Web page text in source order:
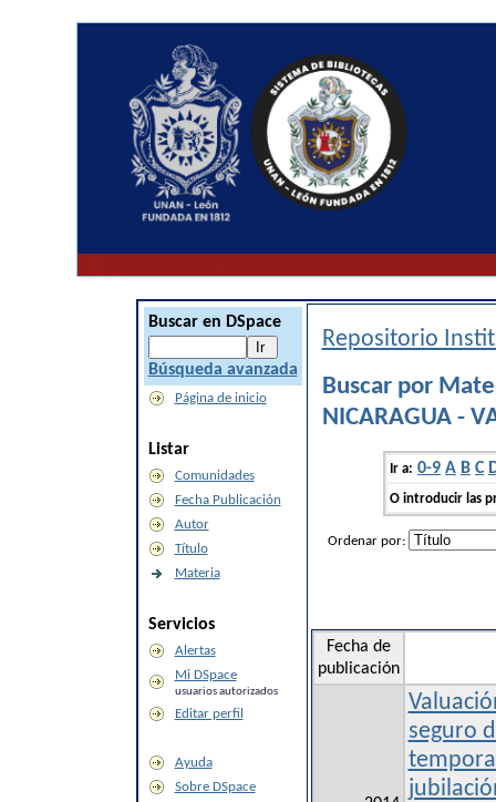
Buscar en DSpace
Búsqueda avanzada
Página de inicio
Listar
Comunidades
Fecha Publicación
Autor
Título
Materia
Servicios
Alertas
Mi DSpace
usuarios autorizados
Editar perfil
Ayuda
Sobre DSpace
Repositorio
Buscar por
NICARAGUA -
Ir a: 0-9 A B C
O introducir las
Ordenar por:
Fecha de
publicación
seguro